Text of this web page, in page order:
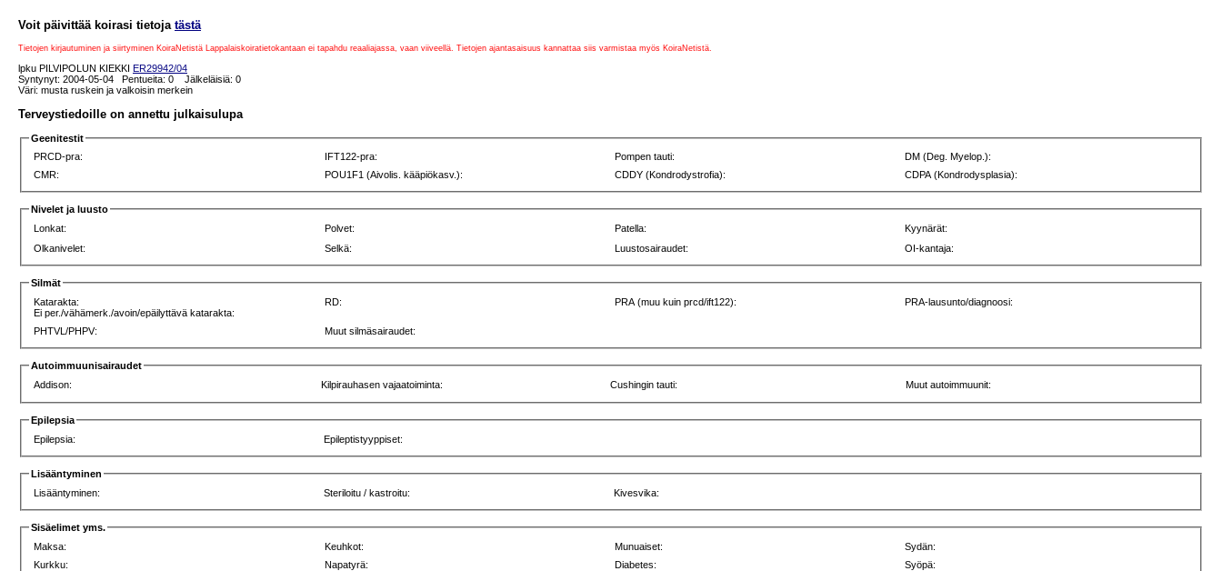
Voit päivittää koirasi tietoja tästä
Tietojen kirjautuminen ja siirtyminen KoiraNetistä Lappalaiskoiratietokantaan ei tapahdu reaaliajassa, vaan viiveellä. Tietojen ajantasaisuus kannattaa siis varmistaa myös KoiraNetistä.
lpku PILVIPOLUN KIEKKI ER29942/04
Syntynyt: 2004-05-04 Pentueita: 0 Jälkeläisiä: 0
Väri: musta ruskein ja valkoisin merkein
Terveystiedoille on annettu julkaisulupa
Geenitestit
PRCD-pra:
IFT122-pra: Pompen tauti:
DM (Deg. Myelop.):
CMR:
POU1F1 (Aivolis. kääpiökasv.): CDDY (Kondrodystrofia): CDPA (Kondrodysplasia):
Nivelet ja luusto
Lonkat:
Polvet: Patella:
Kyynärät:
Olkanivelet:
Selkä: Luustosairaudet: OI-kantaja:
Silmät
Katarakta:
Ei per./vähämerk./avoin/epäilyttävä katarakta:
RD: PRA (muu kuin prcd/ift122): PRA-lausunto/diagnoosi:
PHTVL/PHPV: Muut silmäsairaudet:
Autoimmuunisairaudet
Addison:
Kilpirauhasen vajaatoiminta: Cushingin tauti: Muut autoimmuunit:
Epilepsia
Epilepsia:
Epileptistyyppiset:
Lisääntyminen
Lisääntyminen:
Steriloitu / kastroitu: Kivesvika:
Sisäelimet yms.
Maksa:
Keuhkot: Munuaiset:
Sydän:
Kurkku:
Napatyrä: Diabetes: Syöpä: